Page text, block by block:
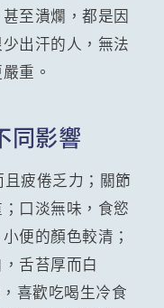
至潰爛，都是因
出汗的人，無法
重。
同影響
疲倦乏力；關節
口淡無味，食慾
便的顏色較清；
舌苔厚而白
喜歡吃喝生冷食